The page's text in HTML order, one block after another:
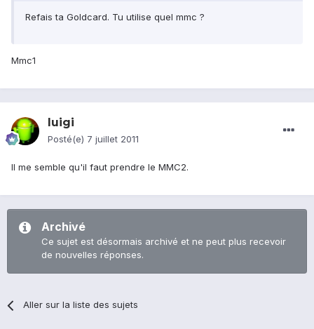
Refais ta Goldcard. Tu utilise quel mmc ?
Mmc1
luigi
Posté(e) 7 juillet 2011
Il me semble qu'il faut prendre le MMC2.
Archivé
Ce sujet est désormais archivé et ne peut plus recevoir
de nouvelles réponses.
Aller sur la liste des sujets